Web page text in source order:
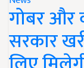
गोबर और
सरकार